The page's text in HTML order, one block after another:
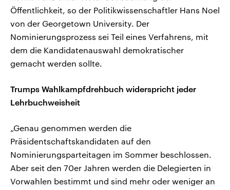
Öffentlichkeit, so der Politikwissenschaftler Hans Noel
von der Georgetown University. Der
Nominierungsprozess sei Teil eines Verfahrens, mit
dem die Kandidatenauswahl demokratischer
gemacht werden sollte.
Trumps Wahlkampfdrehbuch widerspricht jeder
Lehrbuchweisheit
„Genau genommen werden die
Präsidentschaftskandidaten auf den
Nominierungsparteitagen im Sommer beschlossen.
Aber seit den 70er Jahren werden die Delegierten in
Vorwahlen bestimmt und sind mehr oder weniger an